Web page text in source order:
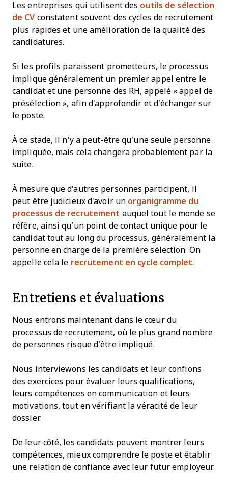
Les entreprises qui utilisent des outils de sélection
de CV constatent souvent des cycles de recrutement
plus rapides et une amélioration de la qualité des
candidatures.
Si les profils paraissent prometteurs, le processus
implique généralement un premier appel entre le
candidat et une personne des RH, appelé « appel de
présélection », afin d'approfondir et d’échanger sur
le poste.
À ce stade, il n’y a peut-être qu’une seule personne
impliquée, mais cela changera probablement par la
suite.
À mesure que d'autres personnes participent, il
peut être judicieux d'avoir un organigramme du
processus de recrutement auquel tout le monde se
réfère, ainsi qu’un point de contact unique pour le
candidat tout au long du processus, généralement la
personne en charge de la première sélection. On
appelle cela le recrutement en cycle complet.
Entretiens et évaluations
Nous entrons maintenant dans le cœur du
processus de recrutement, où le plus grand nombre
de personnes risque d’être impliqué.
Nous interviewons les candidats et leur confions
des exercices pour évaluer leurs qualifications,
leurs compétences en communication et leurs
motivations, tout en vérifiant la véracité de leur
dossier.
De leur côté, les candidats peuvent montrer leurs
compétences, mieux comprendre le poste et établir
une relation de confiance avec leur futur employeur.